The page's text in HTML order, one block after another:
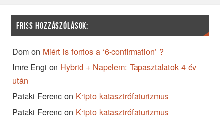
FRISS HOZZÁSZÓLÁSOK:
Dom on Miért is fontos a ‘6-confirmation’ ?
Imre Engi on Hybrid + Napelem: Tapasztalatok 4 év
után
Pataki Ferenc on Kripto katasztrófaturizmus
Pataki Ferenc on Kripto katasztrófaturizmus